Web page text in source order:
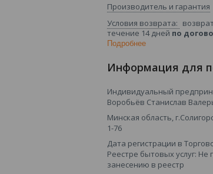
Производитель и гарантия
течение 14 дней по
Подробнее
Информация для
Индивидуальный
Воробьёв Станислав
Минская область,
1-76
Дата регистрации в
Реестре бытовых услуг: Не
занесению в реестр